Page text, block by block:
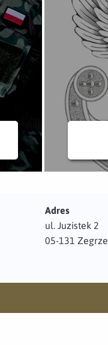
Adres
ul. Juzistek 2
05-131 Zegrze